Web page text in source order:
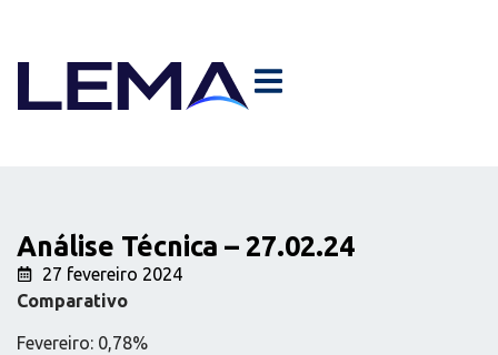
Análise Técnica – 27.02.24
27 fevereiro 2024
Comparativo
Fevereiro: 0,78%